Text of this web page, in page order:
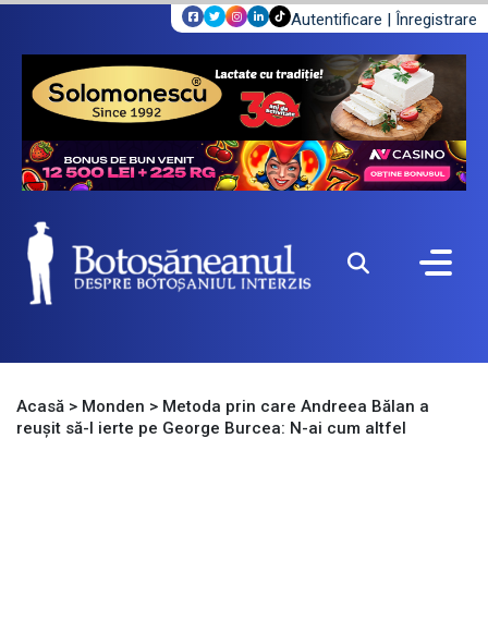
Autentificare | Înregistrare
Acasă > Monden > Metoda prin care Andreea Bălan a
reușit să-l ierte pe George Burcea: N-ai cum altfel